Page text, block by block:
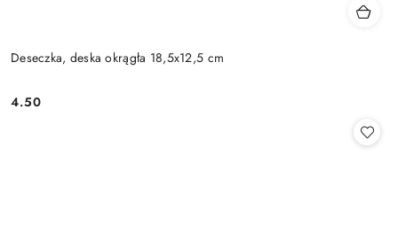
Deseczka, deska okrągła 18,5x12,5 cm
Cena:
4.50